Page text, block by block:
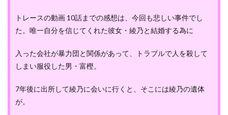
トレースの動画 10話までの感想は、今回も悲しい事件でし
た。唯一自分を信じてくれた彼女・綾乃と結婚する為に
入った会社が暴力団と関係があって、トラブルで人を殺して
しまい服役した男・富樫。
7年後に出所して綾乃に会いに行くと、そこには綾乃の遺体
が。